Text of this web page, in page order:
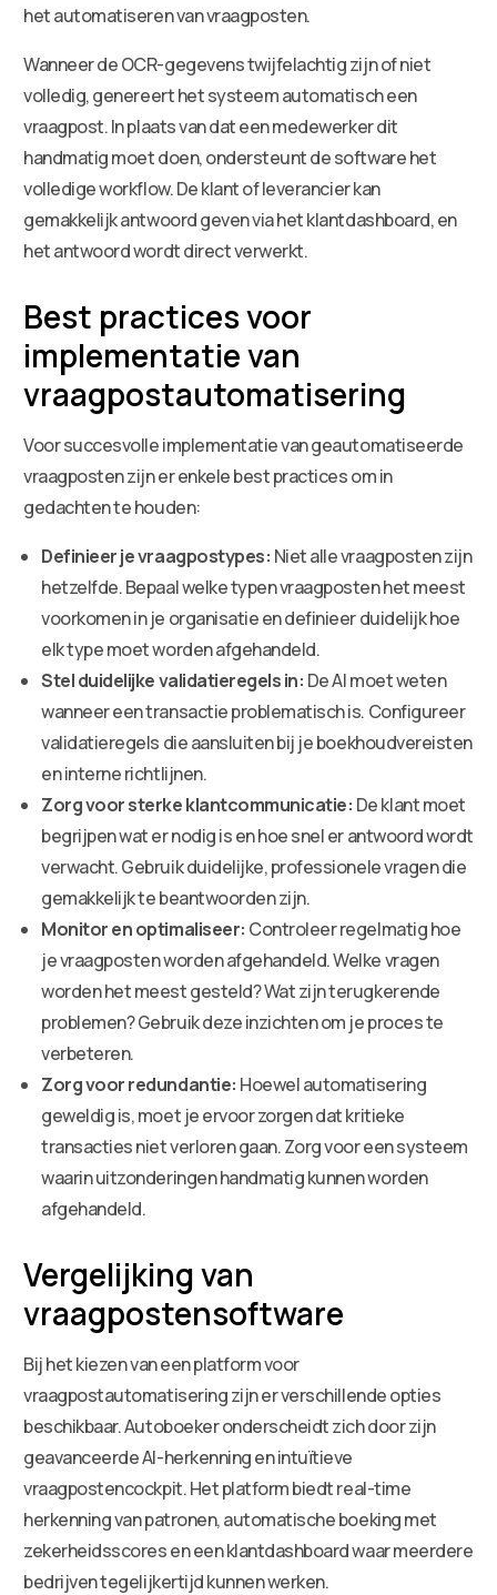
het automatiseren van vraagposten.
Wanneer de OCR-gegevens twijfelachtig zijn of niet
volledig, genereert het systeem automatisch een
vraagpost. In plaats van dat een medewerker dit
handmatig moet doen, ondersteunt de software het
volledige workflow. De klant of leverancier kan
gemakkelijk antwoord geven via het klantdashboard, en
het antwoord wordt direct verwerkt.
Best practices voor
implementatie van
vraagpostautomatisering
Voor succesvolle implementatie van geautomatiseerde
vraagposten zijn er enkele best practices om in
gedachten te houden:
Definieer je vraagpostypes: Niet alle vraagposten zijn
hetzelfde. Bepaal welke typen vraagposten het meest
voorkomen in je organisatie en definieer duidelijk hoe
elk type moet worden afgehandeld.
Stel duidelijke validatieregels in: De AI moet weten
wanneer een transactie problematisch is. Configureer
validatieregels die aansluiten bij je boekhoudvereisten
en interne richtlijnen.
Zorg voor sterke klantcommunicatie: De klant moet
begrijpen wat er nodig is en hoe snel er antwoord wordt
verwacht. Gebruik duidelijke, professionele vragen die
gemakkelijk te beantwoorden zijn.
Monitor en optimaliseer: Controleer regelmatig hoe
je vraagposten worden afgehandeld. Welke vragen
worden het meest gesteld? Wat zijn terugkerende
problemen? Gebruik deze inzichten om je proces te
verbeteren.
Zorg voor redundantie: Hoewel automatisering
geweldig is, moet je ervoor zorgen dat kritieke
transacties niet verloren gaan. Zorg voor een systeem
waarin uitzonderingen handmatig kunnen worden
afgehandeld.
Vergelijking van
vraagpostensoftware
Bij het kiezen van een platform voor
vraagpostautomatisering zijn er verschillende opties
beschikbaar. Autoboeker onderscheidt zich door zijn
geavanceerde AI-herkenning en intuïtieve
vraagpostencockpit. Het platform biedt real-time
herkenning van patronen, automatische boeking met
zekerheidsscores en een klantdashboard waar meerdere
bedrijven tegelijkertijd kunnen werken.